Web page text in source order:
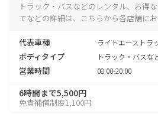
トラック・バスなどのレンタル、お得
てなどの詳細は、こちらから各店舗にお
代表車種 ライトエーストラ
ボディタイプ トラック・バスな
営業時間 08:00-20:00
6時間まで5,500円
免責補償制度1,100円